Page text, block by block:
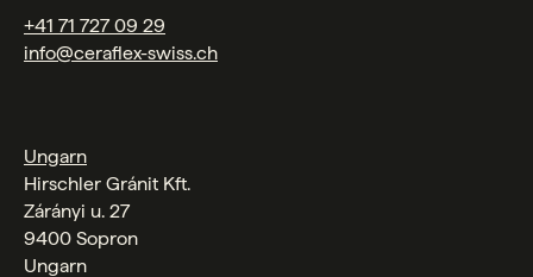
+41 71 727 09 29
info@ceraflex-swiss.ch
Ungarn
Hirschler Gránit Kft.
Zárányi u. 27
9400 Sopron
Ungarn